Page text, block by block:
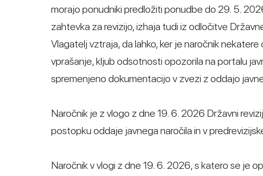
morajo ponudniki predložiti ponudbe do 29. 5.
zahtevka za revizijo, izhaja tudi iz odločitve
Vlagatelj vztraja, da lahko, ker je naročnik
vprašanje, kljub odsotnosti opozorila na portalu
spremenjeno dokumentacijo v zvezi z oddajo
Naročnik je z vlogo z dne 19. 6. 2026 Državni
postopku oddaje javnega naročila in v
Naročnik v vlogi z dne 19. 6. 2026, s katero se je